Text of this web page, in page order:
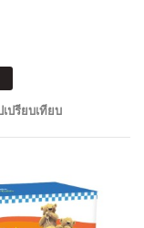
เปรียบเทียบ